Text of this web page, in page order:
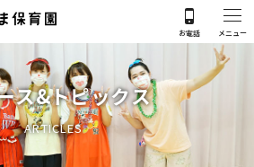
ス&トピックス
ARTICLES